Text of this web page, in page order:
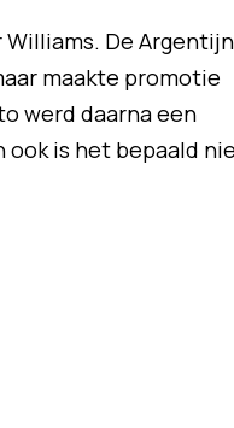
De Argentijn
maakte promotie
werd daarna een
ook is het bepaald